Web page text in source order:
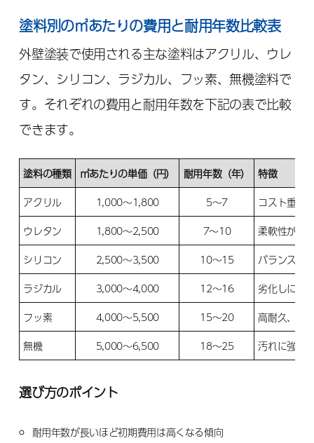
塗料別の㎡あたりの費用と耐用年数比較表
外壁塗装で使用される主な塗料はアクリル、ウレ
タン、シリコン、ラジカル、フッ素、無機塗料で
す。それぞれの費用と耐用年数を下記の表で比較
できます。
塗料の種類 ㎡あたりの単価（円） 耐用年数（年）
特徴
アクリル
1,000〜1,800 5〜7
コスト重視
ウレタン
1,800〜2,500 7〜10
柔軟性があ
シリコン
2,500〜3,500 10〜15
バランス型
ラジカル
3,000〜4,000 12〜16
劣化しにく
フッ素
4,000〜5,500 15〜20
高耐久、メ
無機
5,000〜6,500 18〜25 汚れに強く
選び方のポイント
耐用年数が長いほど初期費用は高くなる傾向